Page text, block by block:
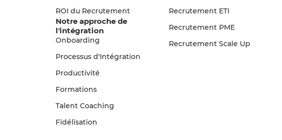
ROI du Recrutement
Notre approche de
l'intégration
Onboarding
Processus d'Intégration
Productivité
Formations
Talent Coaching
Fidélisation
Recrutement ETI
Recrutement PME
Recrutement Scale Up